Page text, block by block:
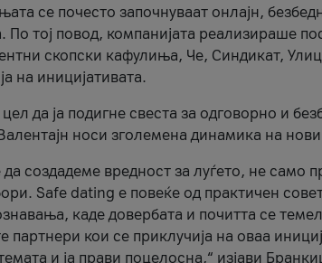
се почесто започнуваат онлајн,
По тој повод, компанијата реализираше
скопски кафулиња, Че, Синдикат,
на иницијативата.
да ја подигне свеста за одговорно и
носи зголемена динамика на
создадеме вредност за луѓето, не само
Safe dating е повеќе од практичен
каде довербата и почитта се
кои се приклучија на оваа
и ја прави поцелосна,“ изјави